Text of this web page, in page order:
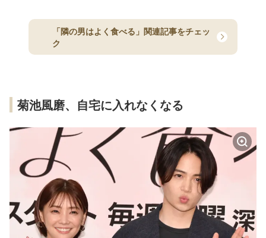
「隣の男はよく食べる」関連記事をチェッ
ク
菊池風磨、自宅に入れなくなる